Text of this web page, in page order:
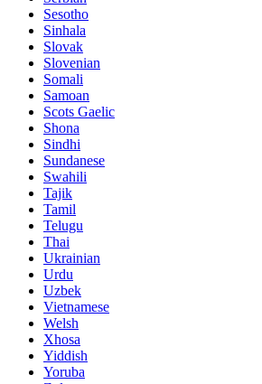
Sesotho
Sinhala
Slovak
Slovenian
Somali
Samoan
Scots Gaelic
Shona
Sindhi
Sundanese
Swahili
Tajik
Tamil
Telugu
Thai
Ukrainian
Urdu
Uzbek
Vietnamese
Welsh
Xhosa
Yiddish
Yoruba